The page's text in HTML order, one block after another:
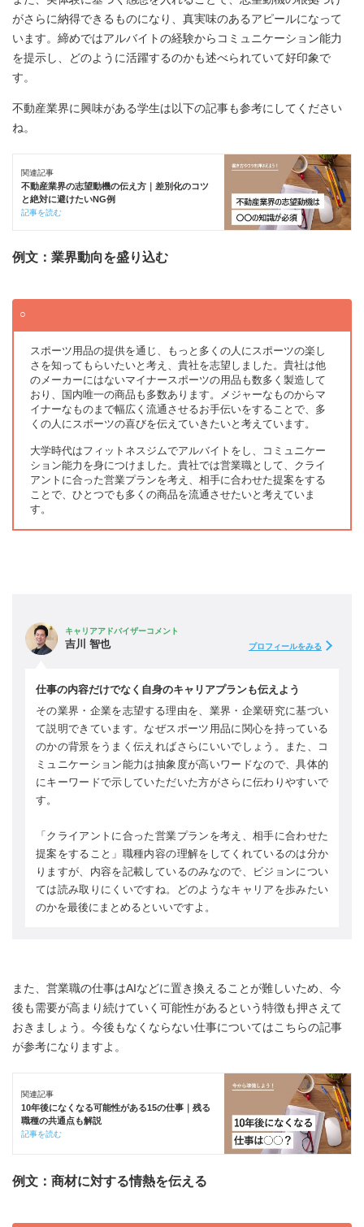
がさらに納得できるものになり、真実味のあるアピールになって
います。締めではアルバイトの経験からコミュニケーション能力
を提示し、どのように活躍するのかも述べられていて好印象で
す。
不動産業界に興味がある学生は以下の記事も参考にしてください
ね。
関連記事
不動産業界の志望動機の伝え方｜差別化のコツ
と絶対に避けたいNG例
記事を読む
例文：業界動向を盛り込む
スポーツ用品の提供を通じ、もっと多くの人にスポーツの楽し
さを知ってもらいたいと考え、貴社を志望しました。貴社は他
のメーカーにはないマイナースポーツの用品も数多く製造して
おり、国内唯一の商品も多数あります。メジャーなものからマ
イナーなものまで幅広く流通させるお手伝いをすることで、多
くの人にスポーツの喜びを伝えていきたいと考えています。
大学時代はフィットネスジムでアルバイトをし、コミュニケー
ション能力を身につけました。貴社では営業職として、クライ
アントに合った営業プランを考え、相手に合わせた提案をする
ことで、ひとつでも多くの商品を流通させたいと考えていま
す。
キャリアアドバイザーコメント
吉川 智也 プロフィールをみる
仕事の内容だけでなく自身のキャリアプランも伝えよう
その業界・企業を志望する理由を、業界・企業研究に基づい
て説明できています。なぜスポーツ用品に関心を持っている
のかの背景をうまく伝えればさらにいいでしょう。また、コ
ミュニケーション能力は抽象度が高いワードなので、具体的
にキーワードで示していただいた方がさらに伝わりやすいで
す。
「クライアントに合った営業プランを考え、相手に合わせた
提案をすること」職種内容の理解をしてくれているのは分か
りますが、内容を記載しているのみなので、ビジョンについ
ては読み取りにくいですね。どのようなキャリアを歩みたい
のかを最後にまとめるといいですよ。
また、営業職の仕事はAIなどに置き換えることが難しいため、今
後も需要が高まり続けていく可能性があるという特徴も押さえて
おきましょう。今後もなくならない仕事についてはこちらの記事
が参考になりますよ。
関連記事
10年後になくなる可能性がある15の仕事｜残る
職種の共通点も解説
記事を読む
例文：商材に対する情熱を伝える